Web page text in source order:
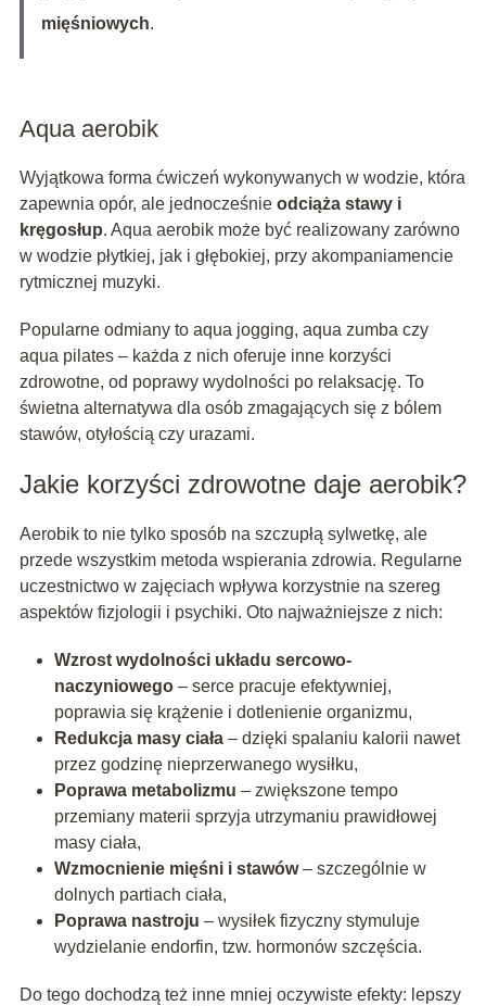
mięśniowych.
Aqua aerobik
Wyjątkowa forma ćwiczeń wykonywanych w wodzie, która
zapewnia opór, ale jednocześnie odciąża stawy i
kręgosłup. Aqua aerobik może być realizowany zarówno
w wodzie płytkiej, jak i głębokiej, przy akompaniamencie
rytmicznej muzyki.
Popularne odmiany to aqua jogging, aqua zumba czy
aqua pilates – każda z nich oferuje inne korzyści
zdrowotne, od poprawy wydolności po relaksację. To
świetna alternatywa dla osób zmagających się z bólem
stawów, otyłością czy urazami.
Jakie korzyści zdrowotne daje aerobik?
Aerobik to nie tylko sposób na szczupłą sylwetkę, ale
przede wszystkim metoda wspierania zdrowia. Regularne
uczestnictwo w zajęciach wpływa korzystnie na szereg
aspektów fizjologii i psychiki. Oto najważniejsze z nich:
Wzrost wydolności układu sercowo-
naczyniowego– serce pracuje efektywniej,
poprawia się krążenie i dotlenienie organizmu,
Redukcja masy ciała– dzięki spalaniu kalorii nawet
przez godzinę nieprzerwanego wysiłku,
Poprawa metabolizmu – zwiększone tempo
przemiany materii sprzyja utrzymaniu prawidłowej
masy ciała,
Wzmocnienie mięśni i stawów– szczególnie w
dolnych partiach ciała,
Poprawa nastroju – wysiłek fizyczny stymuluje
wydzielanie endorfin, tzw. hormonów szczęścia.
Do tego dochodzą też inne mniej oczywiste efekty: lepszy